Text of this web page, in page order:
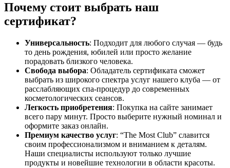
Почему стоит выбрать наш
сертификат?
Универсальность: Подходит для любого случая — будь
то день рождения, юбилей или просто желание
порадовать близкого человека.
Свобода выбора: Обладатель сертификата сможет
выбрать из широкого спектра услуг нашего клуба — от
расслабляющих спа-процедур до современных
косметологических сеансов.
Легкость приобретения: Покупка на сайте занимает
всего пару минут. Просто выберите нужный номинал и
оформите заказ онлайн.
Премиум качество услуг: “The Most Club” славится
своим профессионализмом и вниманием к деталям.
Наши специалисты используют только лучшие
продукты и новейшие технологии в области красоты.